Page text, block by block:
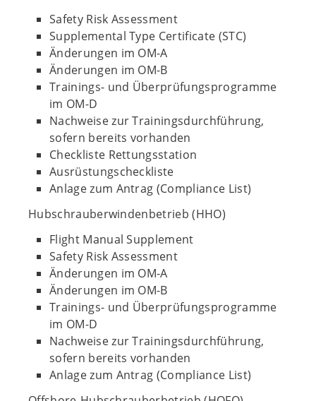
Safety Risk Assessment
Supplemental Type Certificate (STC)
Änderungen im OM-A
Änderungen im OM-B
Trainings- und Überprüfungsprogramme
im OM-D
Nachweise zur Trainingsdurchführung,
sofern bereits vorhanden
Checkliste Rettungsstation
Ausrüstungscheckliste
Anlage zum Antrag (Compliance List)
Hubschrauberwindenbetrieb (HHO)
Flight Manual Supplement
Safety Risk Assessment
Änderungen im OM-A
Änderungen im OM-B
Trainings- und Überprüfungsprogramme
im OM-D
Nachweise zur Trainingsdurchführung,
sofern bereits vorhanden
Anlage zum Antrag (Compliance List)